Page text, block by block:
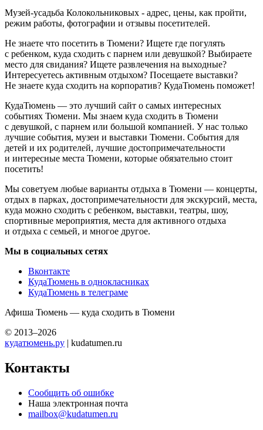
Музей-усадьба Колокольниковых - адрес, цены, как пройти,
режим работы, фотографии и отзывы посетителей.
Не знаете что посетить в Тюмени? Ищете где погулять
с ребенком, куда сходить с парнем или девушкой? Выбираете
место для свидания? Ищете развлечения на выходные?
Интересуетесь активным отдыхом? Посещаете выставки?
Не знаете куда сходить на корпоратив? КудаТюмень поможет!
КудаТюмень — это лучший сайт о самых интересных
событиях Тюмени. Мы знаем куда сходить в Тюмени
с девушкой, с парнем или большой компанией. У нас только
лучшие события, музеи и выставки Тюмени. События для
детей и их родителей, лучшие достопримечательности
и интересные места Тюмени, которые обязательно стоит
посетить!
Мы советуем любые варианты отдыха в Тюмени — концерты,
отдых в парках, достопримечательности для экскурсий, места,
куда можно сходить с ребенком, выставки, театры, шоу,
спортивные мероприятия, места для активного отдыха
и отдыха с семьей, и многое другое.
Мы в социальных сетях
Вконтакте
КудаТюмень в однокласниках
КудаТюмень в телеграме
Афиша Тюмень — куда сходить в Тюмени
© 2013–2026
кудатюмень.ру | kudatumen.ru
Контакты
Сообщить об ошибке
Наша электронная почта
mailbox@kudatumen.ru